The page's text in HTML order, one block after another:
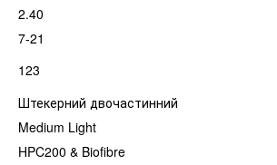
2.40
7-21
123
Штекерний двочастинний
Medium Light
HPC200 & Biofibre